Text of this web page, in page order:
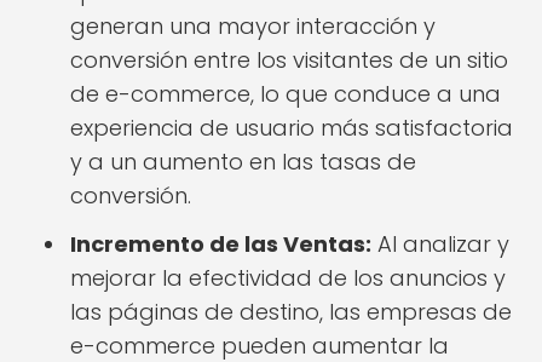
generan una mayor interacción y
conversión entre los visitantes de un sitio
de e-commerce, lo que conduce a una
experiencia de usuario más satisfactoria
y a un aumento en las tasas de
conversión.
Incremento de las Ventas: Al analizar y
mejorar la efectividad de los anuncios y
las páginas de destino, las empresas de
e-commerce pueden aumentar la